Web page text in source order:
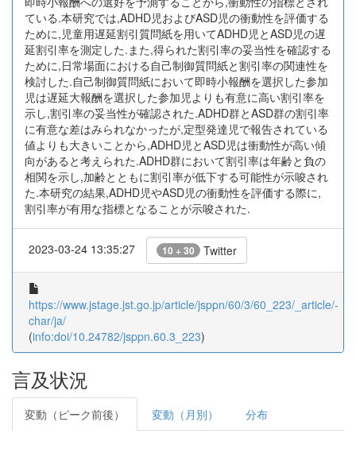
ている.本研究では,ADHD児およびASD児の衝動性を評価する
ために,児童用遅延割引質問紙を用いてADHD児とASD児の遅
延割引率を測定した.また,得られた割引率の妥当性を確認する
ために,日常場面における自己制御質問紙と割引率の関連性を
検討した.自己制御質問紙において即時小報酬を選択した参加
児は遅延大報酬を選択した参加児よりも有意に高い割引率を
示し,割引率の妥当性が確認された.ADHD群とASD群の割引率
に有意な差はみられなかったが,定型発達児で報告されている
値よりも大きいことから,ADHD児とASD児は衝動性が高い傾
向があると考えられた.ADHD群において割引率は年齢と負の
相関を示し,加齢とともに割引率が低下する可能性が示唆され
た.本研究の結果,ADHD児やASD児の衝動性を評価する際に,
割引率が有用な指標となることが示唆された.
2023-03-24 13:35:27 10 + 30 Twitter
https://www.jstage.jst.go.jp/article/jsppn/60/3/60_223/_article/-
char/ja/
(info:doi/10.24782/jsppn.60.3_223)
言及状況
変動（ピーク前後） 変動（月別） 分布